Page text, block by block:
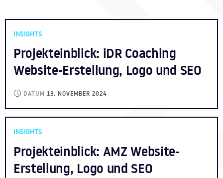
INSIGHTS
Projekteinblick: iDR Coaching
Website-Erstellung, Logo und SEO
DATUM 13. NOVEMBER 2024
INSIGHTS
Projekteinblick: AMZ Website-
Erstellung, Logo und SEO